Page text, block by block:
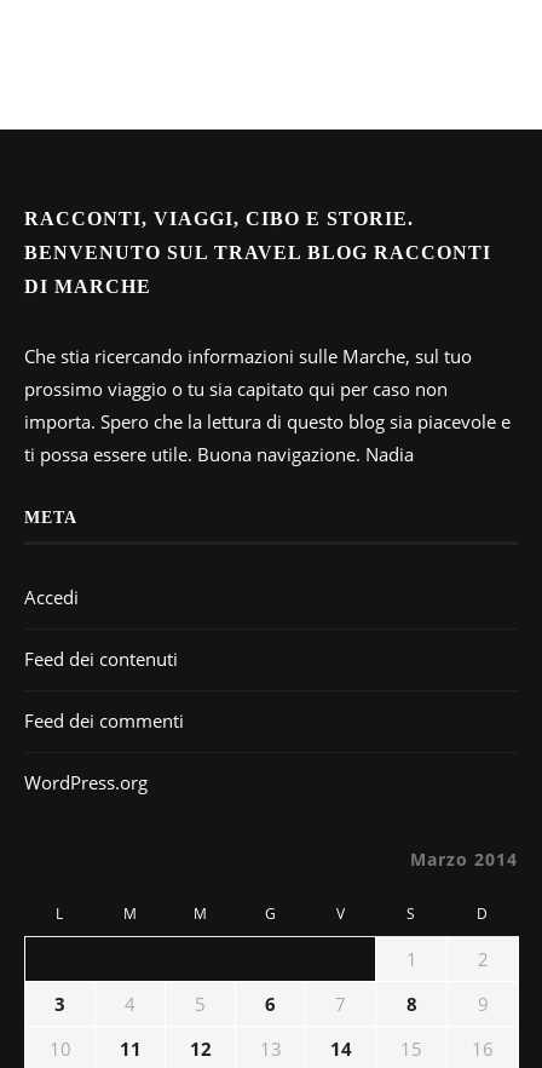
RACCONTI, VIAGGI, CIBO E STORIE.
BENVENUTO SUL TRAVEL BLOG RACCONTI
DI MARCHE
Che stia ricercando informazioni sulle Marche, sul tuo
prossimo viaggio o tu sia capitato qui per caso non
importa. Spero che la lettura di questo blog sia piacevole e
ti possa essere utile. Buona navigazione. Nadia
META
Accedi
Feed dei contenuti
Feed dei commenti
WordPress.org
Marzo 2014
L M M G V S D
1
2
3
4 5 6 7 8
9
10
11 12 13 14 15 16